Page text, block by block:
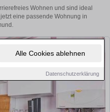
Alle Cookies ablehnen
Datenschutzerklärung
Wohnen und sind ideal
eine passende Wohnung in